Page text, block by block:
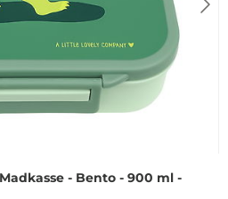
- Bento - 900 ml -